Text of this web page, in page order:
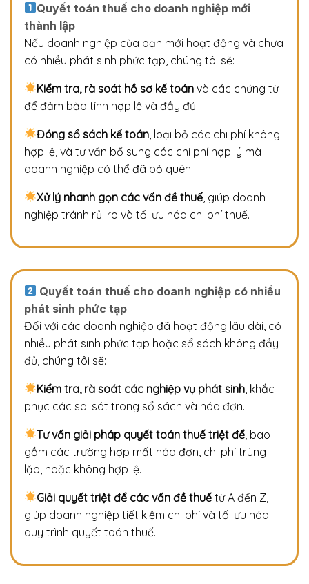
Quyết toán thuế cho doanh nghiệp mới
thành lập
Nếu doanh nghiệp của bạn mới hoạt động và chưa
có nhiều phát sinh phức tạp, chúng tôi sẽ:
Kiểm tra, rà soát hồ sơ kế toán và các chứng từ
để đảm bảo tính hợp lệ và đầy đủ.
Đóng sổ sách kế toán , loại bỏ các chi phí không
hợp lệ, và tư vấn bổ sung các chi phí hợp lý mà
doanh nghiệp có thể đã bỏ quên.
Xử lý nhanh gọn các vấn đề thuế , giúp doanh
nghiệp tránh rủi ro và tối ưu hóa chi phí thuế.
Quyết toán thuế cho doanh nghiệp có nhiều
phát sinh phức tạp
Đối với các doanh nghiệp đã hoạt động lâu dài, có
nhiều phát sinh phức tạp hoặc sổ sách không đầy
đủ, chúng tôi sẽ:
Kiểm tra, rà soát các nghiệp vụ phát sinh , khắc
phục các sai sót trong sổ sách và hóa đơn.
Tư vấn giải pháp quyết toán thuế triệt để , bao
gồm các trường hợp mất hóa đơn, chi phí trùng
lặp, hoặc không hợp lệ.
Giải quyết triệt để các vấn đề thuế từ A đến Z,
giúp doanh nghiệp tiết kiệm chi phí và tối ưu hóa
quy trình quyết toán thuế.